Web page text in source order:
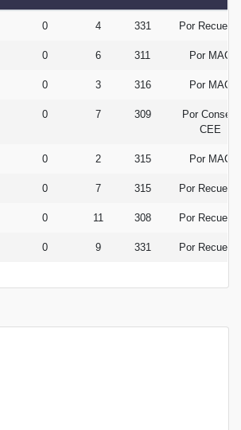
0 4 331 Por Recuento
0 6 311 Por MAC
0 3 316 Por MAC
0 7 309
Por Consejo
CEE
0 2 315 Por MAC
0 7 315 Por Recuento
0 11 308 Por Recuento
0 9 331 Por Recuento